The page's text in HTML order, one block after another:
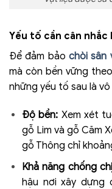
Yếu tố cần cân nhắc
Để đảm bảochòi sân
mà còn bền vững
những yếu tố sau là
Độ bền: Xem xét
gỗ Lim và gỗ Căm
gỗ Thông chỉ
Khả năng chống
hậu nơi xây dựng